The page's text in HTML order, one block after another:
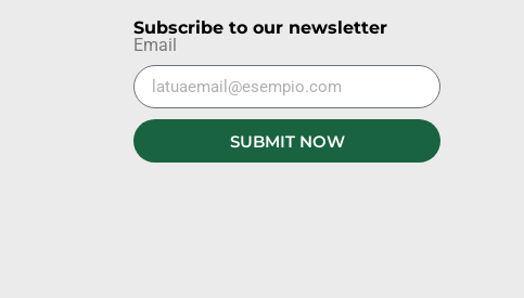
Subscribe to our newsletter
Email
SUBMIT NOW